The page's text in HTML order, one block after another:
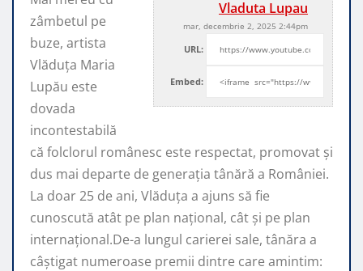
Vladuta Lupau
mar, decembrie 2, 2025 2:44pm
URL:
Embed:
zâmbetul pe
buze, artista
Vlăduța Maria
Lupău este
dovada
incontestabilă
că folclorul românesc este respectat, promovat şi
dus mai departe de generaţia tânără a României.
La doar 25 de ani, Vlăduța a ajuns să fie
cunoscută atât pe plan naţional, cât şi pe plan
internaţional.De-a lungul carierei sale, tânăra a
câştigat numeroase premii dintre care amintim: